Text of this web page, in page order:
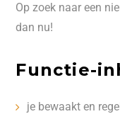
Op zoek naar een
dan nu!
Functie-
je bewaakt en